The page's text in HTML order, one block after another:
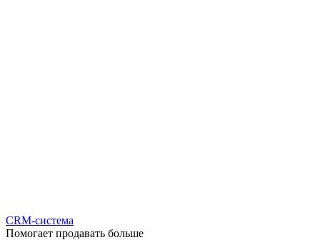
CRM-система
Помогает продавать больше